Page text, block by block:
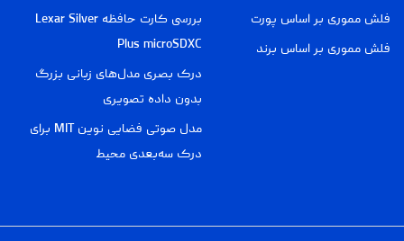
فلش مموری بر اساس پورت
فلش مموری بر اساس برند
بررسی کارت حافظه Lexar Silver
Plus microSDXC
درک بصری مدل‌های زبانی بزرگ
بدون داده تصویری
مدل صوتی فضایی نوین MIT برای
درک سه‌بعدی محیط